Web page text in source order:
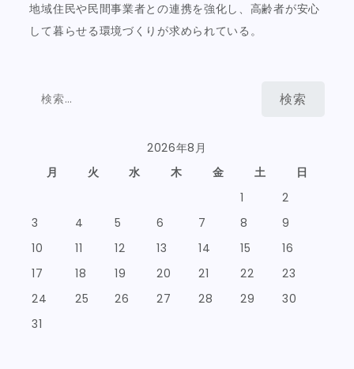
地域住民や民間事業者との連携を強化し、高齢者が安心
して暮らせる環境づくりが求められている。
2026年8月
月
火 水 木 金 土
日
1
2
3
4 5 6 7 8
9
10
11 12 13 14 15
16
17
18 19 20 21 22
23
24
25 26 27 28 29
30
31